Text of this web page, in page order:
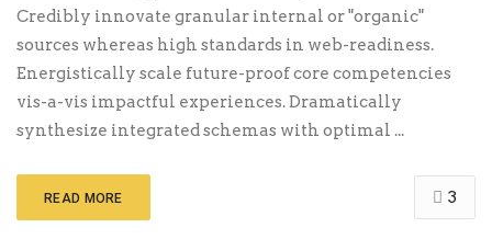
Credibly innovate granular internal or "organic"
sources whereas high standards in web-readiness.
Energistically scale future-proof core competencies
vis-a-vis impactful experiences. Dramatically
synthesize integrated schemas with optimal ...
READ MORE 3